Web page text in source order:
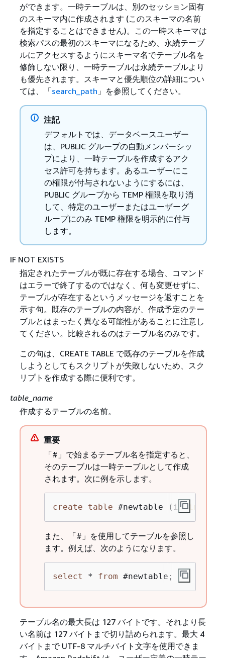
ができます。一時テーブルは、別のセッション固有
のスキーマ内に作成されます (このスキーマの名前
を指定することはできません)。この一時スキーマは
検索パスの最初のスキーマになるため、永続テーブ
ルにアクセスするようにスキーマ名でテーブル名を
修飾しない限り、一時テーブルは永続テーブルより
も優先されます。スキーマと優先順位の詳細につい
ては、「search_path 」を参照してください。
注記
デフォルトでは、データベースユーザー
は、PUBLIC グループの自動メンバーシッ
プにより、一時テーブルを作成するアク
セス許可を持ちます。あるユーザーにこ
の権限が付与されないようにするには、
PUBLIC グループから TEMP 権限を取り消
して、特定のユーザーまたはユーザーグ
ループにのみ TEMP 権限を明示的に付与
します。
IF NOT EXISTS
指定されたテーブルが既に存在する場合、コマンド
はエラーで終了するのではなく、何も変更せずに、
テーブルが存在するというメッセージを返すことを
示す句。既存のテーブルの内容が、作成予定のテー
ブルとはまったく異なる可能性があることに注意し
てください。比較されるのはテーブル名のみです。
この句は、CREATE TABLE で既存のテーブルを作成
しようとしてもスクリプトが失敗しないため、スク
リプトを作成する際に便利です。
table_name
作成するテーブルの名前。
重要
「#」で始まるテーブル名を指定すると、
そのテーブルは一時テーブルとして作成
されます。次に例を示します。
create table #newtable (id int
また、「#」を使用してテーブルを参照し
ます。例えば、次のようになります。
select * from #newtable;
テーブル名の最大長は 127 バイトです。それより長
い名前は 127 バイトまで切り詰められます。最大 4
バイトまで UTF-8 マルチバイト文字を使用できま